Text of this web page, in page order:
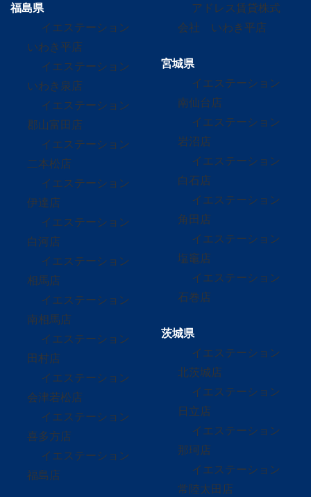
福島県
イエステーション
いわき平店
イエステーション
いわき泉店
イエステーション
郡山富田店
イエステーション
二本松店
イエステーション
伊達店
イエステーション
白河店
イエステーション
相馬店
イエステーション
南相馬店
イエステーション
田村店
イエステーション
会津若松店
イエステーション
喜多方店
イエステーション
福島店
アドレス賃貸株式
会社 いわき平店
宮城県
イエステーション
南仙台店
イエステーション
岩沼店
イエステーション
白石店
イエステーション
角田店
イエステーション
塩竈店
イエステーション
石巻店
茨城県
イエステーション
北茨城店
イエステーション
日立店
イエステーション
那珂店
イエステーション
常陸太田店